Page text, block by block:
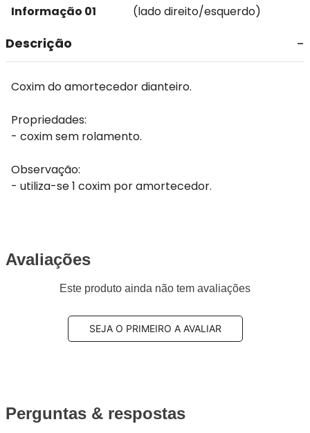
Informação 01 (lado direito/esquerdo)
Descrição
Coxim do amortecedor dianteiro.
Propriedades:
- coxim sem rolamento.
Observação:
- utiliza-se 1 coxim por amortecedor.
Avaliações
Este produto ainda não tem avaliações
SEJA O PRIMEIRO A AVALIAR
Perguntas & respostas